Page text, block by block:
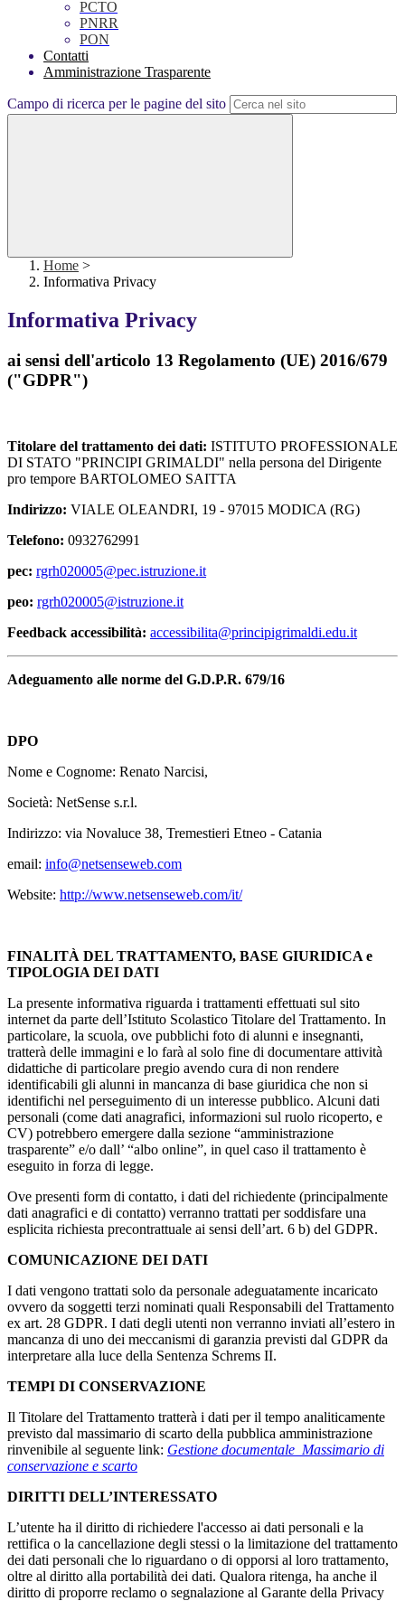
PCTO
PNRR
PON
Contatti
Amministrazione Trasparente
Campo di ricerca per le pagine del sito
Home >
Informativa Privacy
Informativa Privacy
ai sensi dell'articolo 13 Regolamento (UE) 2016/679
("GDPR")
Titolare del trattamento dei dati: ISTITUTO PROFESSIONALE
DI STATO "PRINCIPI GRIMALDI" nella persona del Dirigente
pro tempore BARTOLOMEO SAITTA
Indirizzo: VIALE OLEANDRI, 19 - 97015 MODICA (RG)
Telefono: 0932762991
pec: rgrh020005@pec.istruzione.it
peo: rgrh020005@istruzione.it
Feedback accessibilità: accessibilita@principigrimaldi.edu.it
Adeguamento alle norme del G.D.P.R. 679/16
DPO
Nome e Cognome: Renato Narcisi,
Società: NetSense s.r.l.
Indirizzo: via Novaluce 38, Tremestieri Etneo - Catania
email: info@netsenseweb.com
Website: http://www.netsenseweb.com/it/
FINALITÀ DEL TRATTAMENTO, BASE GIURIDICA e
TIPOLOGIA DEI DATI
La presente informativa riguarda i trattamenti effettuati sul sito
internet da parte dell’Istituto Scolastico Titolare del Trattamento. In
particolare, la scuola, ove pubblichi foto di alunni e insegnanti,
tratterà delle immagini e lo farà al solo fine di documentare attività
didattiche di particolare pregio avendo cura di non rendere
identificabili gli alunni in mancanza di base giuridica che non si
identifichi nel perseguimento di un interesse pubblico. Alcuni dati
personali (come dati anagrafici, informazioni sul ruolo ricoperto, e
CV) potrebbero emergere dalla sezione “amministrazione
trasparente” e/o dall’ “albo online”, in quel caso il trattamento è
eseguito in forza di legge.
Ove presenti form di contatto, i dati del richiedente (principalmente
dati anagrafici e di contatto) verranno trattati per soddisfare una
esplicita richiesta precontrattuale ai sensi dell’art. 6 b) del GDPR.
COMUNICAZIONE DEI DATI
I dati vengono trattati solo da personale adeguatamente incaricato
ovvero da soggetti terzi nominati quali Responsabili del Trattamento
ex art. 28 GDPR. I dati degli utenti non verranno inviati all’estero in
mancanza di uno dei meccanismi di garanzia previsti dal GDPR da
interpretare alla luce della Sentenza Schrems II.
TEMPI DI CONSERVAZIONE
Il Titolare del Trattamento tratterà i dati per il tempo analiticamente
previsto dal massimario di scarto della pubblica amministrazione
rinvenibile al seguente link: Gestione documentale_Massimario di
conservazione e scarto
DIRITTI DELL’INTERESSATO
L’utente ha il diritto di richiedere l'accesso ai dati personali e la
rettifica o la cancellazione degli stessi o la limitazione del trattamento
dei dati personali che lo riguardano o di opporsi al loro trattamento,
oltre al diritto alla portabilità dei dati. Qualora ritenga, ha anche il
diritto di proporre reclamo o segnalazione al Garante della Privacy